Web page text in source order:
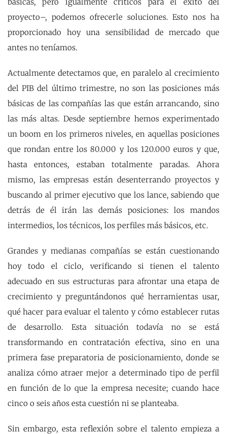
proyecto–, podemos ofrecerle soluciones. Esto nos ha
proporcionado hoy una sensibilidad de mercado que
antes no teníamos.
Actualmente detectamos que, en paralelo al crecimiento
del PIB del último trimestre, no son las posiciones más
básicas de las compañías las que están arrancando, sino
las más altas. Desde septiembre hemos experimentado
un boom en los primeros niveles, en aquellas posiciones
que rondan entre los 80.000 y los 120.000 euros y que,
hasta entonces, estaban totalmente paradas. Ahora
mismo, las empresas están desenterrando proyectos y
buscando al primer ejecutivo que los lance, sabiendo que
detrás de él irán las demás posiciones: los mandos
intermedios, los técnicos, los perfiles más básicos, etc.
Grandes y medianas compañías se están cuestionando
hoy todo el ciclo, verificando si tienen el talento
adecuado en sus estructuras para afrontar una etapa de
crecimiento y preguntándonos qué herramientas usar,
qué hacer para evaluar el talento y cómo establecer rutas
de desarrollo. Esta situación todavía no se está
transformando en contratación efectiva, sino en una
primera fase preparatoria de posicionamiento, donde se
analiza cómo atraer mejor a determinado tipo de perfil
en función de lo que la empresa necesite; cuando hace
cinco o seis años esta cuestión ni se planteaba.
Sin embargo, esta reflexión sobre el talento empieza a